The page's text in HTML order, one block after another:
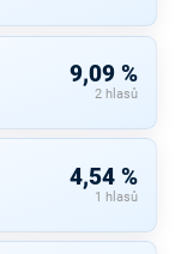
9,09 %
2 hlasů
4,54 %
1 hlasů